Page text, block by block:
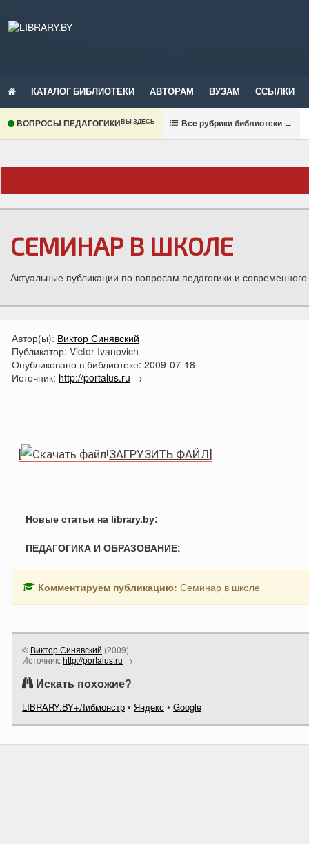
КАТАЛОГ БИБЛИОТЕКИ АВТОРАМ ВУЗАМ ССЫЛКИ
ВОПРОСЫ ПЕДАГОГИКИВЫ ЗДЕСЬ Все рубрики библиотеки →
СЕМИНАР В ШКОЛЕ
Актуальные публикации по вопросам педагогики и
Автор(ы): Виктор Синявский
Публикатор: Victor Ivanovich
Опубликовано в библиотеке: 2009-07-18
Источник: http://portalus.ru →
[ ЗАГРУЗИТЬ ФАЙЛ]
Новые статьи на library.by:
ПЕДАГОГИКА И ОБРАЗОВАНИЕ:
Комментируем публикацию: Семинар в школе
© Виктор Синявский (2009)
Источник:http://portalus.ru →
Искать похожие?
LIBRARY.BY+Либмонстр • Яндекс • Google